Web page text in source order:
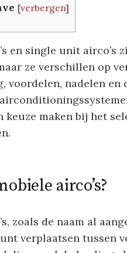
[verbergen]
en single unit
ze verschillen op
voordelen, nadelen
keuze maken bij het
airco’s?
zoals de naam al
verplaatsen tussen